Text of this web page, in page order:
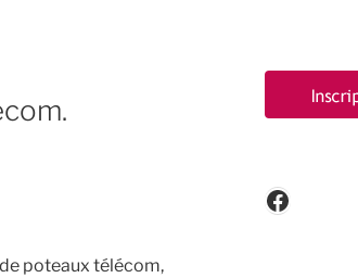
poteaux télécom,